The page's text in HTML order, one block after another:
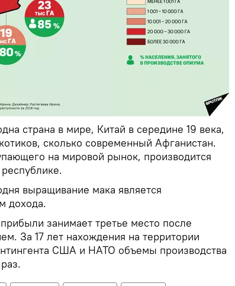
страна в мире, Китай в середине 19 века,
сколько современный Афганистан.
на мировой рынок, производится
выращивание мака является
дохода.
занимает третье место после
За 17 лет нахождения на территории
США и НАТО объемы производства